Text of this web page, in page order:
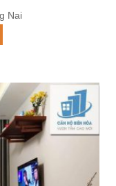
Nai